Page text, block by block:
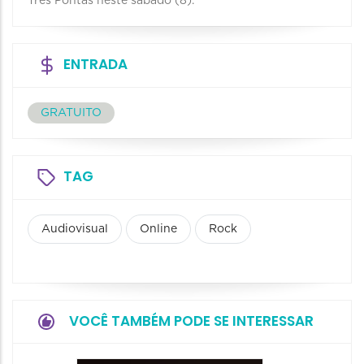
ENTRADA
GRATUITO
TAG
Audiovisual Online Rock
VOCÊ TAMBÉM PODE SE INTERESSAR